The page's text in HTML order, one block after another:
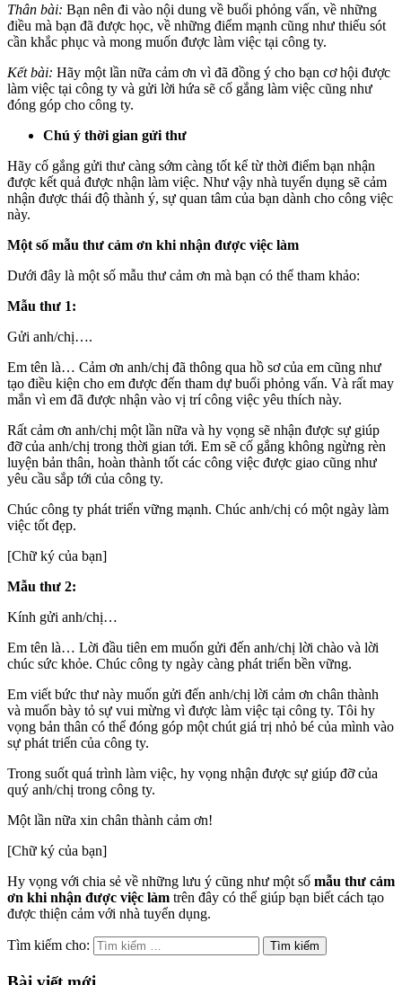
Thân bài: Bạn nên đi vào nội dung về buổi phỏng vấn, về những
điều mà bạn đã được học, về những điểm mạnh cũng như thiếu sót
cần khắc phục và mong muốn được làm việc tại công ty.
Kết bài: Hãy một lần nữa cảm ơn vì đã đồng ý cho bạn cơ hội được
làm việc tại công ty và gửi lời hứa sẽ cố gắng làm việc cũng như
đóng góp cho công ty.
Chú ý thời gian gửi thư
Hãy cố gắng gửi thư càng sớm càng tốt kể từ thời điểm bạn nhận
được kết quả được nhận làm việc. Như vậy nhà tuyển dụng sẽ cảm
nhận được thái độ thành ý, sự quan tâm của bạn dành cho công việc
này.
Một số mẫu thư cảm ơn khi nhận được việc làm
Dưới đây là một số mẫu thư cảm ơn mà bạn có thể tham khảo:
Mẫu thư 1:
Gửi anh/chị….
Em tên là… Cảm ơn anh/chị đã thông qua hồ sơ của em cũng như
tạo điều kiện cho em được đến tham dự buổi phỏng vấn. Và rất may
mắn vì em đã được nhận vào vị trí công việc yêu thích này.
Rất cảm ơn anh/chị một lần nữa và hy vọng sẽ nhận được sự giúp
đỡ của anh/chị trong thời gian tới. Em sẽ cố gắng không ngừng rèn
luyện bản thân, hoàn thành tốt các công việc được giao cũng như
yêu cầu sắp tới của công ty.
Chúc công ty phát triển vững mạnh. Chúc anh/chị có một ngày làm
việc tốt đẹp.
[Chữ ký của bạn]
Mẫu thư 2:
Kính gửi anh/chị…
Em tên là… Lời đầu tiên em muốn gửi đến anh/chị lời chào và lời
chúc sức khỏe. Chúc công ty ngày càng phát triển bền vững.
Em viết bức thư này muốn gửi đến anh/chị lời cảm ơn chân thành
và muốn bày tỏ sự vui mừng vì được làm việc tại công ty. Tôi hy
vọng bản thân có thể đóng góp một chút giá trị nhỏ bé của mình vào
sự phát triển của công ty.
Trong suốt quá trình làm việc, hy vọng nhận được sự giúp đỡ của
quý anh/chị trong công ty.
Một lần nữa xin chân thành cảm ơn!
[Chữ ký của bạn]
Hy vọng với chia sẻ về những lưu ý cũng như một số mẫu thư cảm
ơn khi nhận được việc làm trên đây có thể giúp bạn biết cách tạo
được thiện cảm với nhà tuyển dụng.
Tìm kiếm cho: